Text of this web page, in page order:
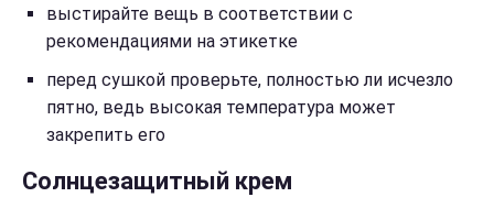
выстирайте вещь в соответствии с
рекомендациями на этикетке
перед сушкой проверьте, полностью ли исчезло
пятно, ведь высокая температура может
закрепить его
Солнцезащитный крем